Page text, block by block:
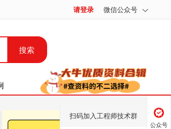
请登录 微信公众号
搜索
公众号
扫码加入工程师技术群